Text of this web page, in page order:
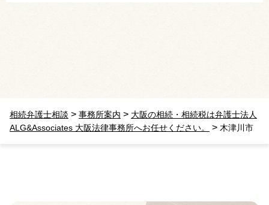
相続弁護士相談 > 事務所案内 > 大阪の相続・相続税は弁護士法人
ALG&Associates 大阪法律事務所へお任せください。
> 木津川市